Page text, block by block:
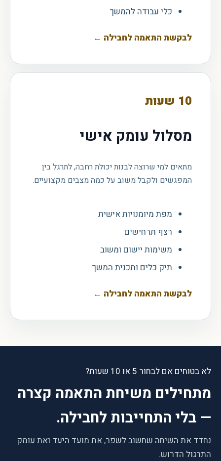
כלי עבודה להמשך
לבקשת התאמה לחבילה ←
10 שעות
מסלול עומק אישי
מתאים למי שרוצה לבנות יכולת רחבה, לתרגל בין
המפגשים ולקבל משוב על כמה מצבים מקצועיים.
מפת מיומנויות אישית
רצף תרחישים
משימות יישום ומשוב
תיק כלים ותכנית המשך
לבקשת התאמה לחבילה ←
לא בטוחים אם לבחור 5 או 10 שעות?
מתחילים משיחת התאמה קצרה
— בלי התחייבות לחבילה.
נחדד את השיחה שחשוב לשפר, את מועד היעד ואת עומק
התרגול הדרוש.